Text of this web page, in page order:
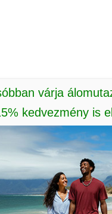
várja
kedvezmény is